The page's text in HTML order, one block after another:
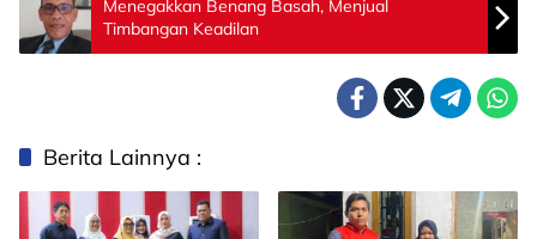
Menegakkan Benang Basah, Menjual
Timbangan Keadilan
Berita Lainnya :